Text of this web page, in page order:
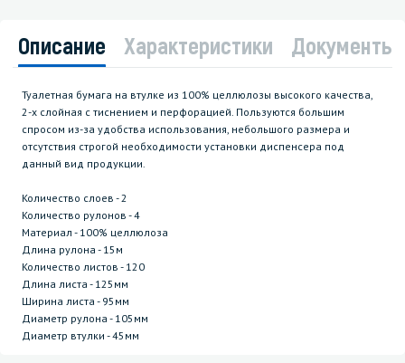
Описание Характеристики Документы
Туалетная бумага на втулке из 100% целлюлозы высокого качества,
2-х слойная с тиснением и перфорацией. Пользуются большим
спросом из-за удобства использования, небольшого размера и
отсутствия строгой необходимости установки диспенсера под
данный вид продукции.
Количество слоев - 2
Количество рулонов - 4
Материал - 100% целлюлоза
Длина рулона - 15м
Количество листов - 120
Длина листа - 125мм
Ширина листа - 95мм
Диаметр рулона - 105мм
Диаметр втулки - 45мм